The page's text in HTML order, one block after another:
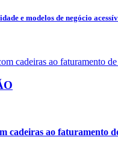
e modelos de negócio
cadeiras ao faturamento